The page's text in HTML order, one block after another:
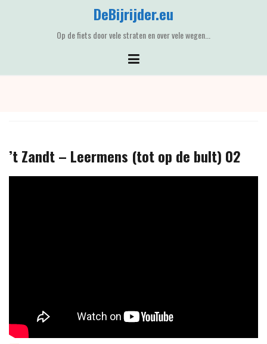
DeBijrijder.eu
Op de fiets door vele straten en over vele wegen...
’t Zandt – Leermens (tot op de bult) 02